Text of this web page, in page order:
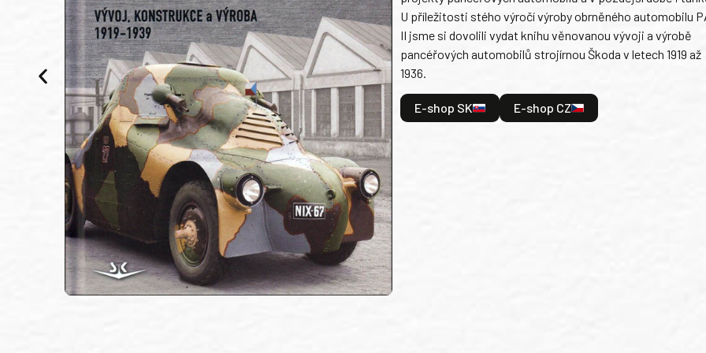
U příležitosti stého výročí výroby obrněného automobilu
II jsme si dovolili vydat knihu věnovanou vývoji a výrobě
pancéřových automobilů strojírnou Škoda v letech 1919 až
1936.
E-shop SK E-shop CZ